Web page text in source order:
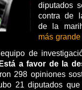
diputados
contra de
de la
más
de
a favor de la
298 opiniones
21 diputados